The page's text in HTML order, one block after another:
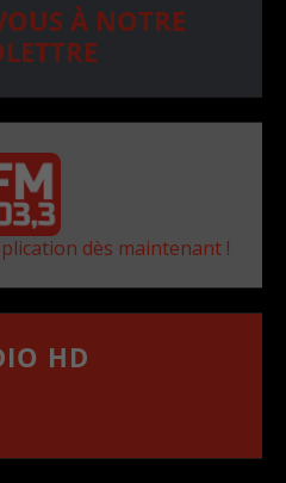
À NOTRE
dès maintenant !
HD